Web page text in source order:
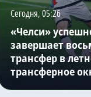
Сегодня, 05:26
«Челси»
завершает
трансфер в
трансферное